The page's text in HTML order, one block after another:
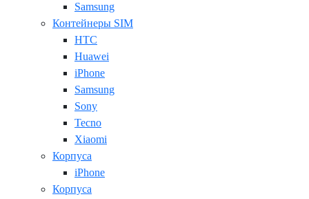
Samsung
Контейнеры SIM
HTC
Huawei
iPhone
Samsung
Sony
Tecno
Xiaomi
Корпуса
iPhone
Корпуса